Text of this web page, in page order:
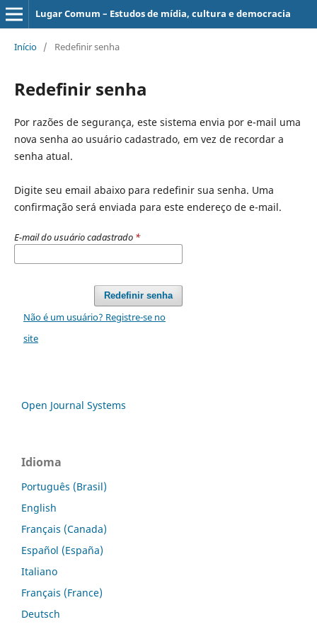
Lugar Comum – Estudos de mídia, cultura e democracia
Início / Redefinir senha
Redefinir senha
Por razões de segurança, este sistema envia por e-mail uma
nova senha ao usuário cadastrado, em vez de recordar a
senha atual.
Digite seu email abaixo para redefinir sua senha. Uma
confirmação será enviada para este endereço de e-mail.
E-mail do usuário cadastrado *
Redefinir senha
Não é um usuário? Registre-se no
site
Open Journal Systems
Idioma
Português (Brasil)
English
Français (Canada)
Español (España)
Italiano
Français (France)
Deutsch